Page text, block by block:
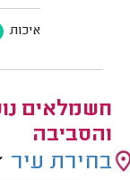
איכות
חשמלאים
והסביבה
בחירת עיר